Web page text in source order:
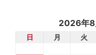
2026年8
日 月 火